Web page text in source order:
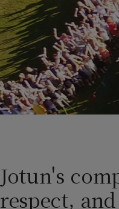
Myanmar-English
Philippines
English
Singapore-English
Thailand - English
Vietnam -Vietnamese
Vietnam-English
Egypt-English
India-English
UAE
-
English
Brazil-English
Mexico- English
Jotun's
respect,